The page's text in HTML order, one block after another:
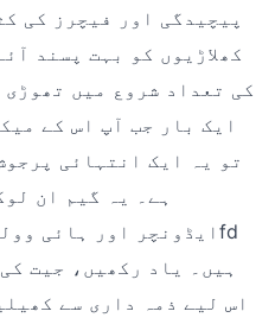
پیچیدگی اور فیچرز کی
کھلاڑیوں کو بہت پسند
کی تعداد شروع میں
ایک بار جب آپ اس کے
تو یہ ایک انتہائی
ہے۔ یہ گیم ان
ہیں۔ یاد رکھیں، جیت
اس لیے ذمہ داری سے